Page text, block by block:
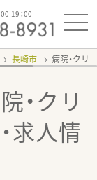
19：00
長崎市 病院・クリ
・クリ
求人情